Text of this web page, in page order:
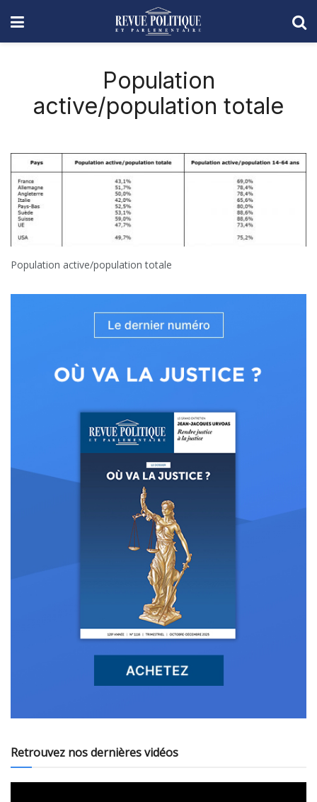
Population
active/population totale
Population active/population totale
Retrouvez nos dernières vidéos